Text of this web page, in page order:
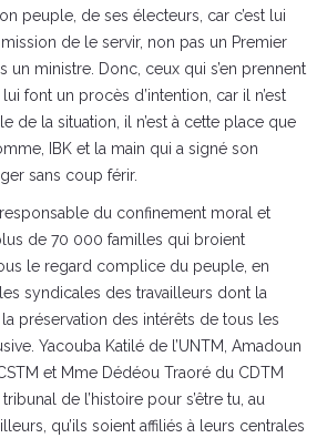
peuple, de ses électeurs, car c’est lui
de le servir, non pas un Premier
un ministre. Donc, ceux qui s’en prennent
font un procès d’intention, car il n’est
de la situation, il n’est à cette place que
IBK et la main qui a signé son
sans coup férir.
du confinement moral et
de 70 000 familles qui broient
le regard complice du peuple, en
syndicales des travailleurs dont la
préservation des intérêts de tous les
Yacouba Katilé de l’UNTM, Amadoun
et Mme Dédéou Traoré du CDTM
de l’histoire pour s’être tu, au
qu’ils soient affiliés à leurs centrales